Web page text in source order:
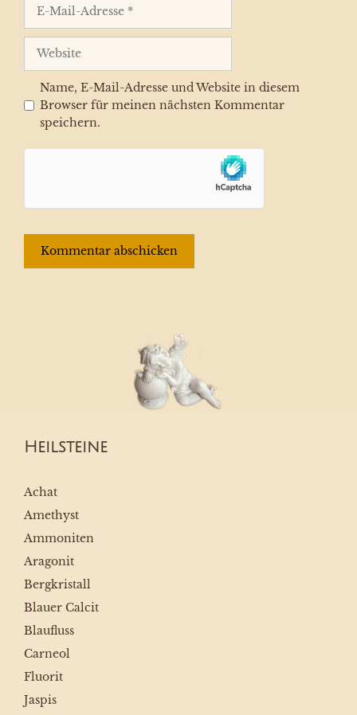
Mail-
Adresse
Website
Name, E-Mail-Adresse und Website in diesem
Browser für meinen nächsten Kommentar
speichern.
Heilsteine
Achat
Amethyst
Ammoniten
Aragonit
Bergkristall
Blauer Calcit
Blaufluss
Carneol
Fluorit
Jaspis